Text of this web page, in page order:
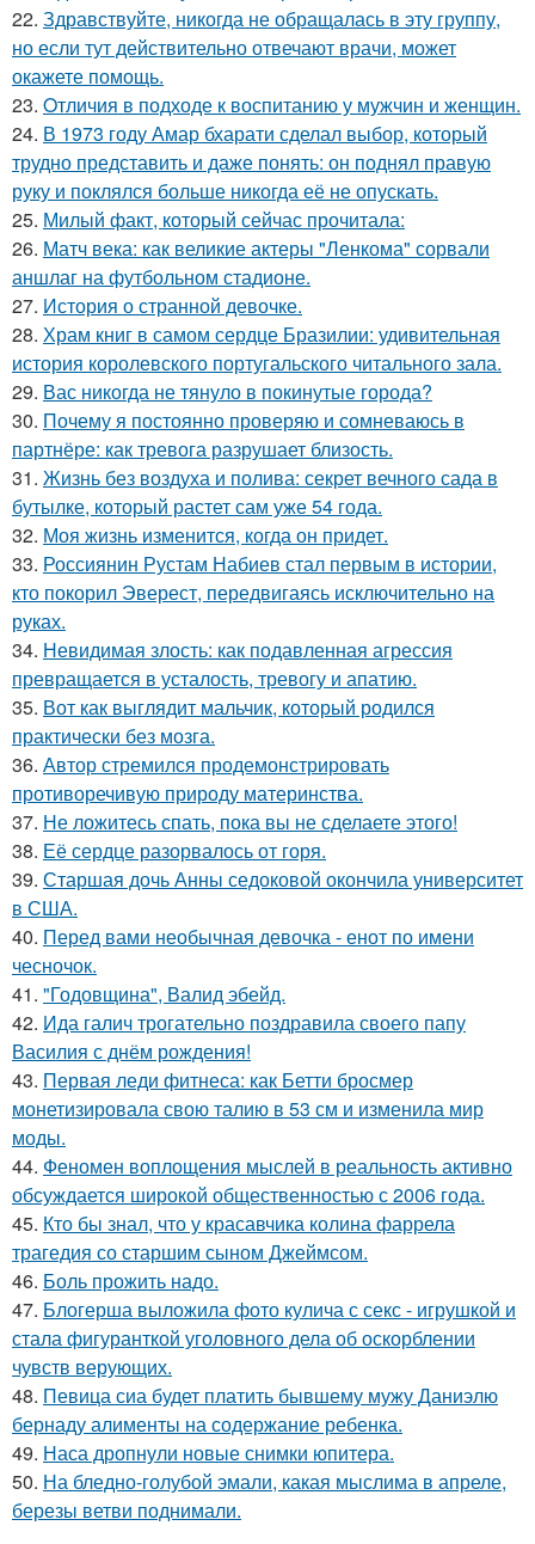
22. Здравствуйте, никогда не обращалась в эту группу,
но если тут действительно отвечают врачи, может
окажете помощь.
23. Oтличия в подходе к воспитанию у мужчин и женщин.
24. В 1973 году Амар бхарати сделал выбор, который
трудно представить и даже понять: он поднял правую
руку и поклялся больше никогда её не опускать.
25. Милый факт, который сейчас прочитала:
26. Матч века: как великие актеры "Ленкома" сорвали
аншлаг на футбольном стадионе.
27. История о странной девочке.
28. Храм книг в самом сердце Бразилии: удивительная
история королевского португальского читального зала.
29. Вас никогда не тянуло в покинутые города?
30. Почему я постоянно проверяю и сомневаюсь в
партнёре: как тревога разрушает близость.
31. Жизнь без воздуха и полива: секрет вечного сада в
бутылке, который растет сам уже 54 года.
32. Моя жизнь изменится, когда он придет.
33. Россиянин Рустам Набиев стал первым в истории,
кто покорил Эверест, передвигаясь исключительно на
руках.
34. Невидимая злость: как подавленная агрессия
превращается в усталость, тревогу и апатию.
35. Вот как выглядит мальчик, который родился
практически без мозга.
36. Автор стремился продемонстрировать
противоречивую природу материнства.
37. Не ложитесь спать, пока вы не сделаете этого!
38. Её сердце разорвалось от горя.
39. Старшая дочь Анны седоковой окончила университет
в США.
40. Перед вами необычная девочка - енот по имени
чесночок.
41. "Годовщина", Валид эбейд.
42. Ида галич трогательно поздравила своего папу
Василия с днём рождения!
43. Первая леди фитнеса: как Бетти бросмер
монетизировала свою талию в 53 см и изменила мир
моды.
44. Феномен воплощения мыслей в реальность активно
обсуждается широкой общественностью с 2006 года.
45. Кто бы знал, что у красавчика колина фаррела
трагедия со старшим сыном Джеймсом.
46. Боль прожить надо.
47. Блогерша выложила фото кулича с секс - игрушкой и
стала фигуранткой уголовного дела об оскорблении
чувств верующих.
48. Певица сиа будет платить бывшему мужу Даниэлю
бернаду алименты на содержание ребенка.
49. Наса дропнули новые снимки юпитера.
50. На бледно-голубой эмали, какая мыслима в апреле,
березы ветви поднимали.